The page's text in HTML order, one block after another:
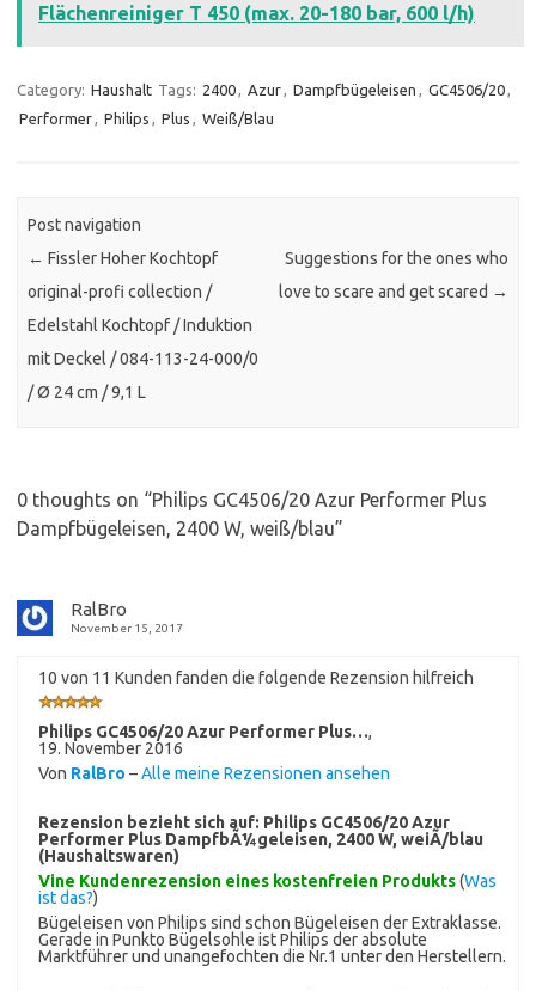
Flächenreiniger T 450 (max. 20-180 bar, 600 l/h)
Category: Haushalt Tags: 2400 Azur Dampfbügeleisen GC4506/20
Performer
Philips Plus Weiß/Blau
Post navigation
← Fissler Hoher Kochtopf
original-profi collection /
Edelstahl Kochtopf / Induktion
mit Deckel / 084-113-24-000/0
/ Ø 24 cm / 9,1 L
Suggestions for the ones who
love to scare and get scared →
0 thoughts on “Philips GC4506/20 Azur Performer Plus
Dampfbügeleisen, 2400 W, weiß/blau”
RalBro
November 15, 2017
10 von 11 Kunden fanden die folgende Rezension hilfreich
Philips GC4506/20 Azur Performer Plus…,
19. November 2016
Von RalBro –Alle meine Rezensionen ansehen
Rezension bezieht sich auf: Philips GC4506/20 Azur
Performer Plus DampfbÃ¼geleisen, 2400 W, weiÃ/blau
(Haushaltswaren)
Vine Kundenrezension eines kostenfreien Produkts(Was
ist das?)
Bügeleisen von Philips sind schon Bügeleisen der Extraklasse.
Gerade in Punkto Bügelsohle ist Philips der absolute
Marktführer und unangefochten die Nr.1 unter den Herstellern.